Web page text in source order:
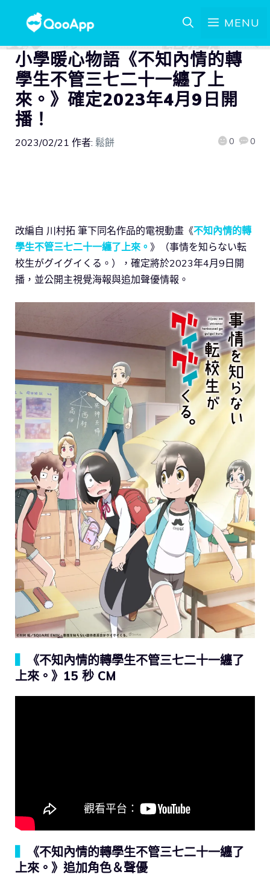
MENU
小學暖心物語《不知內情的轉
學生不管三七二十一纏了上
來。》確定2023年4月9日開
播！
2023/02/21 作者: 鬆餅 0 0
改編自 川村拓 筆下同名作品的電視動畫《不知內情的轉
學生不管三七二十一纏了上來。 》（事情を知らない転
校生がグイグイくる。），確定將於2023年4月9日開
播，並公開主視覺海報與追加聲優情報。
《不知內情的轉學生不管三七二十一纏了
上來。》15 秒 CM
《不知內情的轉學生不管三七二十一纏了
上來。》追加角色＆聲優